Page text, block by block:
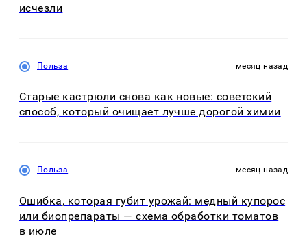
исчезли
Польза месяц назад
Старые кастрюли снова как новые: советский
способ, который очищает лучше дорогой химии
Польза месяц назад
Ошибка, которая губит урожай: медный купорос
или биопрепараты — схема обработки томатов
в июле